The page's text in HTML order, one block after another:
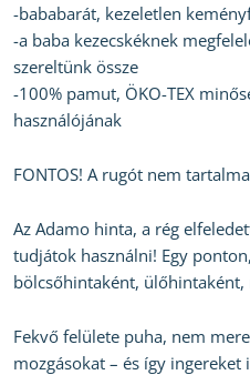
-bababarát, kezeletlen
-a baba kezecskéknek
szereltünk össze
-100% pamut, ÖKO-TEX
használójának
FONTOS! A rugót nem
Az Adamo hinta, a rég
tudjátok használni! Egy
bölcsőhintaként, ülőhintaként,
Fekvő felülete puha, nem
mozgásokat – és így